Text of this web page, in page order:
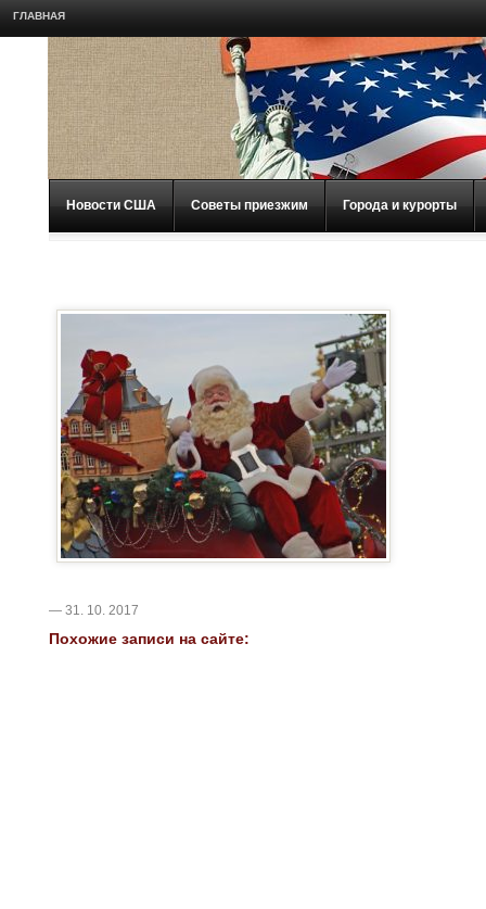
ГЛАВНАЯ
Новости США Советы приезжим Города и курорты
— 31. 10. 2017
Похожие записи на сайте: